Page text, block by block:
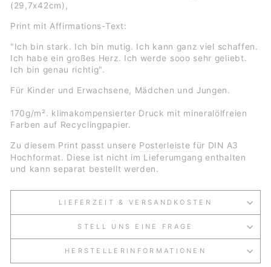
(29,7x42cm),
Print mit Affirmations-Text:
"Ich bin stark. Ich bin mutig. Ich kann ganz viel schaffen.
Ich habe ein großes Herz. Ich werde sooo sehr geliebt.
Ich bin genau richtig".
Für Kinder und Erwachsene, Mädchen und Jungen.
170g/m². klimakompensierter Druck mit mineralölfreien
Farben auf Recyclingpapier.
Zu diesem Print passt unsere Posterleiste für DIN A3
Hochformat. Diese ist nicht im Lieferumgang enthalten
und kann separat bestellt werden.
LIEFERZEIT & VERSANDKOSTEN
STELL UNS EINE FRAGE
HERSTELLERINFORMATIONEN